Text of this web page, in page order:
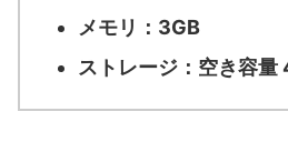
メモリ：3GB
ストレージ：空き容量